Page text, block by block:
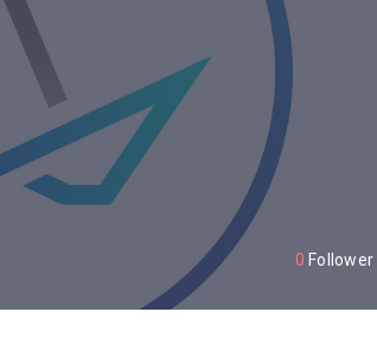
0 Follower